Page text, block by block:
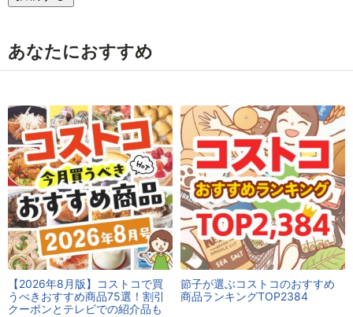
あなたにおすすめ
【2026年8月版】コストコで買
うべきおすすめ商品75選！割引
クーポンとテレビでの紹介品も
節子が選ぶコストコのおすすめ
商品ランキングTOP2384